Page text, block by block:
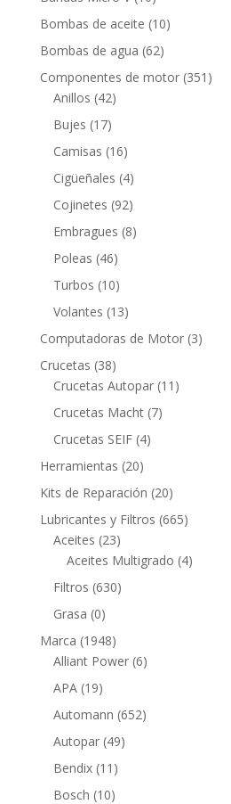
productos
Bombas de aceite 1010
Bombas de agua 6262
productos
Componentes de motor 351 351
Anillos 4242
Bujes 1717
productos
Camisas 1616
productos
Cigüeñales 44
productos
Cojinetes 9292
productos
Embragues 88
Poleas 4646
productos
Turbos 1010
productos
Volantes 1313
productos
Computadoras de Motor 33
Crucetas 3838
productos
Crucetas Autopar 11 11
Crucetas Macht 77
Crucetas SEIF 44
Herramientas 2020
productos
Kits de Reparación 2020
productos
Lubricantes y Filtros 665665
Aceites 2323
productos
Aceites Multigrado 44
Filtros 630630
Grasa 00
productos
Marca 19481948
productos
Alliant Power 66
APA 1919
productos
Automann 652652
Autopar 4949
Bendix 11 11
productos
Bosch 1010